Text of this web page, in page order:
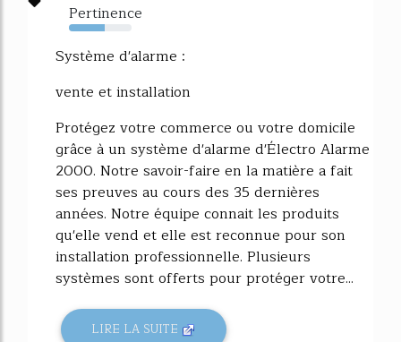
Pertinence
57%
Système d'alarme :
vente et installation
Protégez votre commerce ou votre domicile
grâce à un système d'alarme d'Électro Alarme
2000. Notre savoir-faire en la matière a fait
ses preuves au cours des 35 dernières
années. Notre équipe connait les produits
qu'elle vend et elle est reconnue pour son
installation professionnelle. Plusieurs
systèmes sont offerts pour protéger votre...
LIRE LA SUITE